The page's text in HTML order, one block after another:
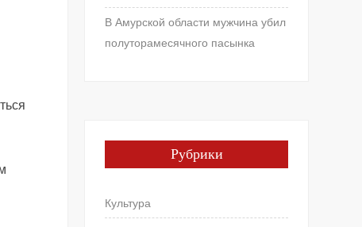
В Амурской области мужчина убил
полуторамесячного пасынка
Рубрики
Культура